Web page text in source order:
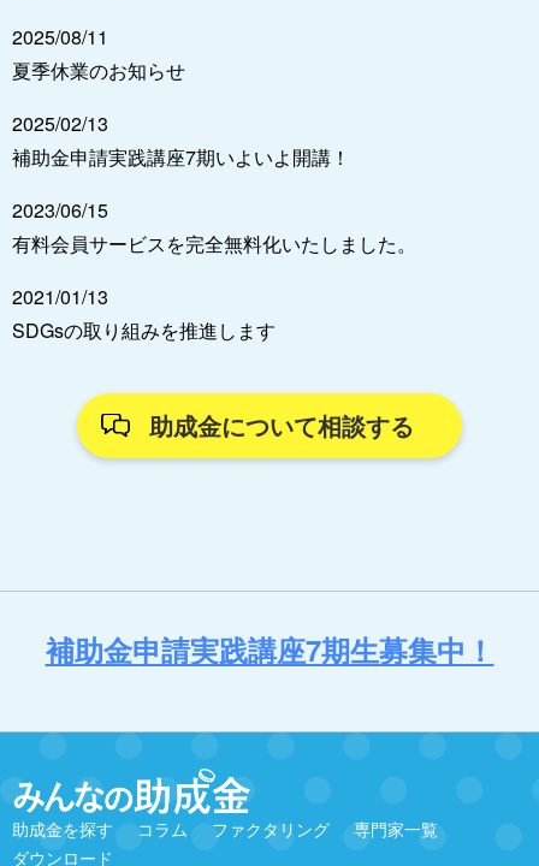
2025/08/11
夏季休業のお知らせ
2025/02/13
補助金申請実践講座7期いよいよ開講！
2023/06/15
有料会員サービスを完全無料化いたしました。
2021/01/13
SDGsの取り組みを推進します
助成金について相談する
補助金申請実践講座7期生募集中！
助成金を探す コラム ファクタリング
専門家一覧
ダウンロード